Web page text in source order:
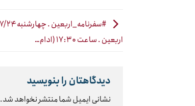
اربعین . ساعت ۱۷:۳۰ (ادام…
دیدگاهتان را بنویسید
نشانی ایمیل شما منتشر نخواهد شد.